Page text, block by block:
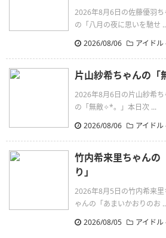
2026年8月6日の佐藤優羽
の「八月の夜に思いを馳せ
2026/08/06
アイド
片山紗希ちゃんの「
2026年8月6日の片山紗希
の「無敵✧︎*。」本日次 ...
2026/08/06
アイド
竹内希来里ちゃんの
り」
2026年8月5日の竹内希来
ゃんの「あまいかおりのお
2026/08/05
アイド